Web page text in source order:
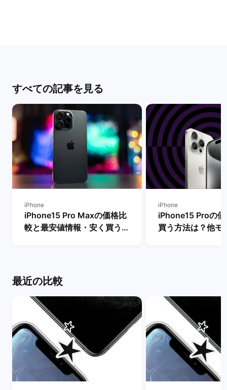
すべての記事を見る
iPhone
iPhone15 Pro Maxの価格比
較と最安値情報・安く買う方
iPhone
iPhone15 Proの
買う方法は？他モ
最近の比較